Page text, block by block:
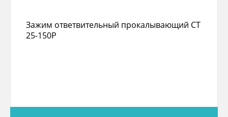
Зажим ответвительный прокалывающий СТ
25-150Р